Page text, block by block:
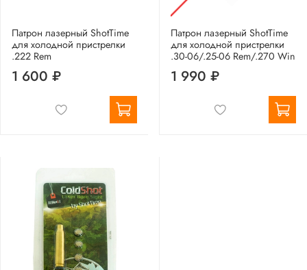
Патрон лазерный ShotTime
для холодной пристрелки
.222 Rem
1 600 ₽
Патрон лазерный ShotTime
для холодной пристрелки
.30-06/.25-06 Rem/.270 Win
1 990 ₽